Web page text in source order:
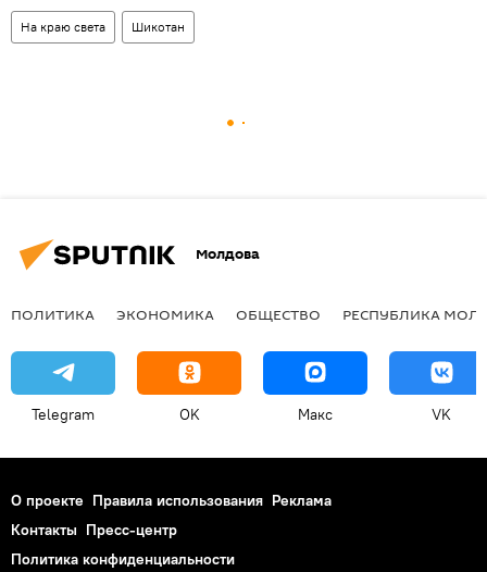
На краю света Шикотан
Молдова
ПОЛИТИКА ЭКОНОМИКА ОБЩЕСТВО РЕСПУБЛИКА
Telegram OK Макс VK
О проекте Правила использования Реклама
Контакты Пресс-центр
Политика конфиденциальности